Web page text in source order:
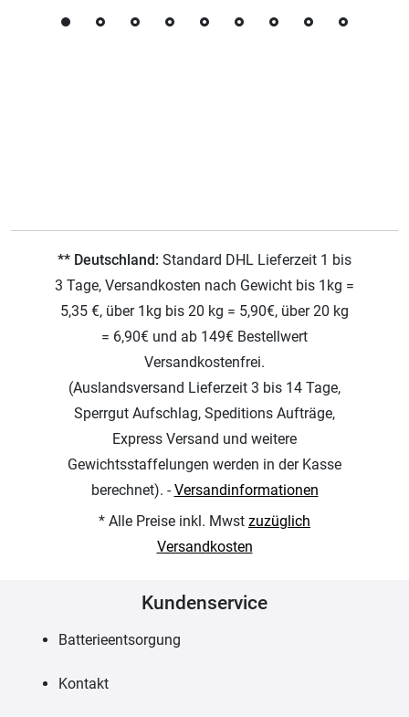
** Deutschland: Standard DHL Lieferzeit 1 bis
3 Tage, Versandkosten nach Gewicht bis 1kg =
5,35 €, über 1kg bis 20 kg = 5,90€, über 20 kg
= 6,90€ und ab 149€ Bestellwert
Versandkostenfrei.
(Auslandsversand Lieferzeit 3 bis 14 Tage,
Sperrgut Aufschlag, Speditions Aufträge,
Express Versand und weitere
Gewichtsstaffelungen werden in der Kasse
berechnet). -Versandinformationen
* Alle Preise inkl. Mwst zuzüglich
Versandkosten
Kundenservice
Batterieentsorgung
Kontakt